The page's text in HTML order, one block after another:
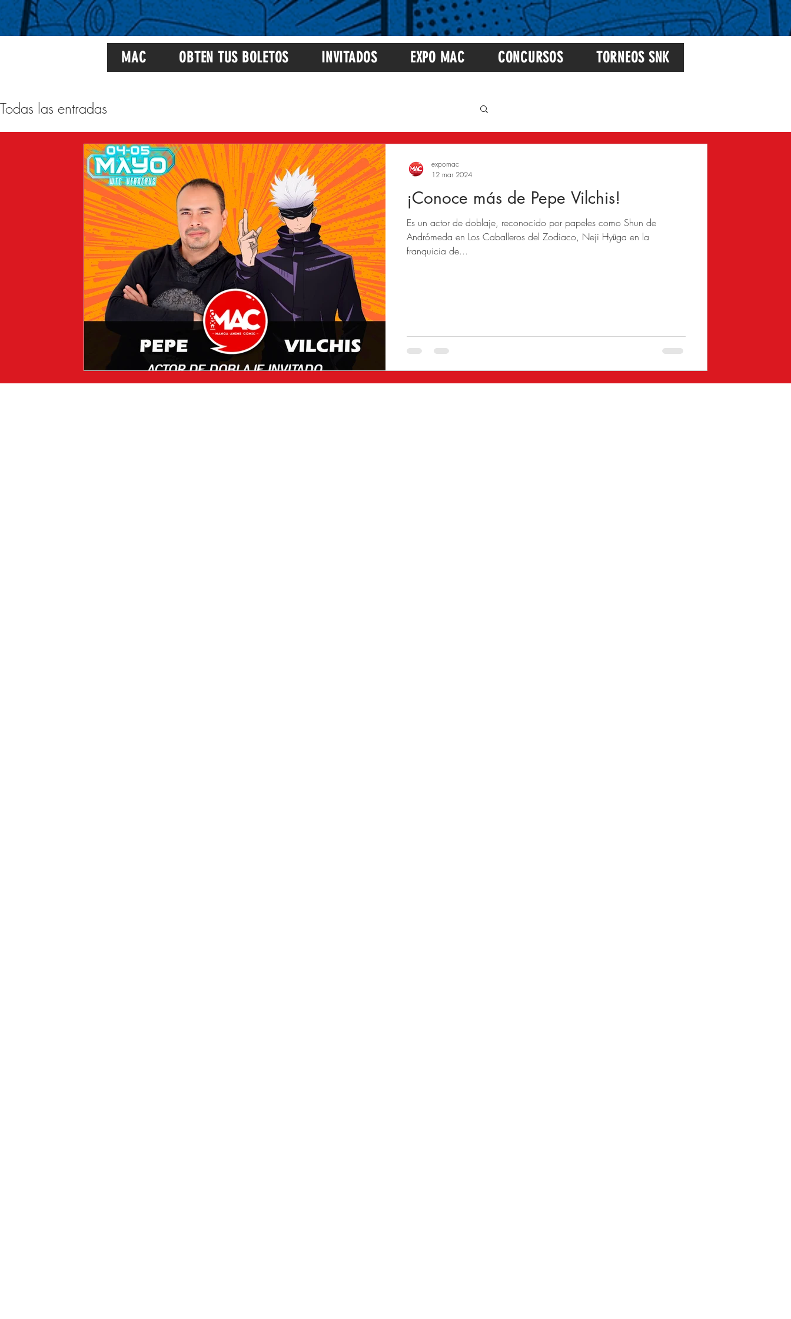
Todas las entradas
¡Conoce más de Pepe Vilchis!
Es un actor de doblaje, reconocido por papeles como Shun de
Andrómeda en Los Caballeros del Zodiaco, Neji Hyūga en la
franquicia de...
expomac
12 mar 2024
MAC OBTEN TUS BOLETOS INVITADOS EXPO MAC CONCURSOS TORNEOS SNK